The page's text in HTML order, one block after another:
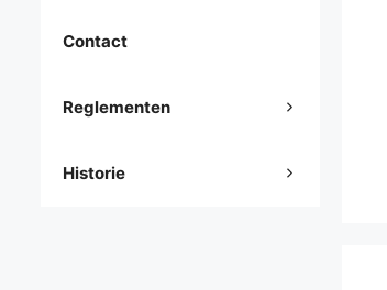
Contact
Reglementen
Historie